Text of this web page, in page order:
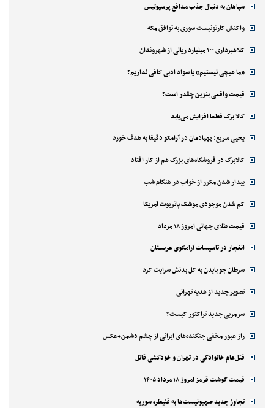
سپاهان به دنبال جذب مدافع پرسپولیس
واکنش کارتونیست سوری به توافق مکه
کلاهبرداری ۱۰۰ میلیارد ریالی از شهروندان
«ما هیچی نیستیم» یا سواد ادبی کافی نداریم؟
قیمت واقعی بنزین چقدر است؟
کالا برگ قطعا افزایش می‌یابد
یحیی سریع: پهپادمان در آرامکو دقیقا به هدف خورد
کالابرگ در فروشگاه‌های بزرگ هم از کار افتاد
بیدار شدن مکرر از خواب در هنگام شب
کم شدن موجودی موشک پاتریوت آمریکا
قیمت طلای جهانی امروز ۱۸ مرداد
انفجار در تاسیسات آرامکوی عربستان
سرطان جو بایدن به کل بدنش سرایت کرد
تصویر جدید از هدیه تهرانی
سرمربی جدید تراکتور کیست؟
راز عبور مخفی جنگنده‌های ایرانی از چشم دشمن+عکس
قتل‌‌عام خانوادگی در تهران و خودکشی قاتل
قیمت گوشت قرمز امروز ۱۸ مرداد ۱۴۰۵
تجاوز جدید صهیونیست‌ها به قنیطره سوریه